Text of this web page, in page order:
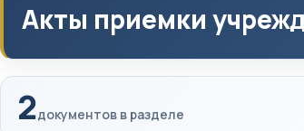
Акты приемки
2документов в разделе